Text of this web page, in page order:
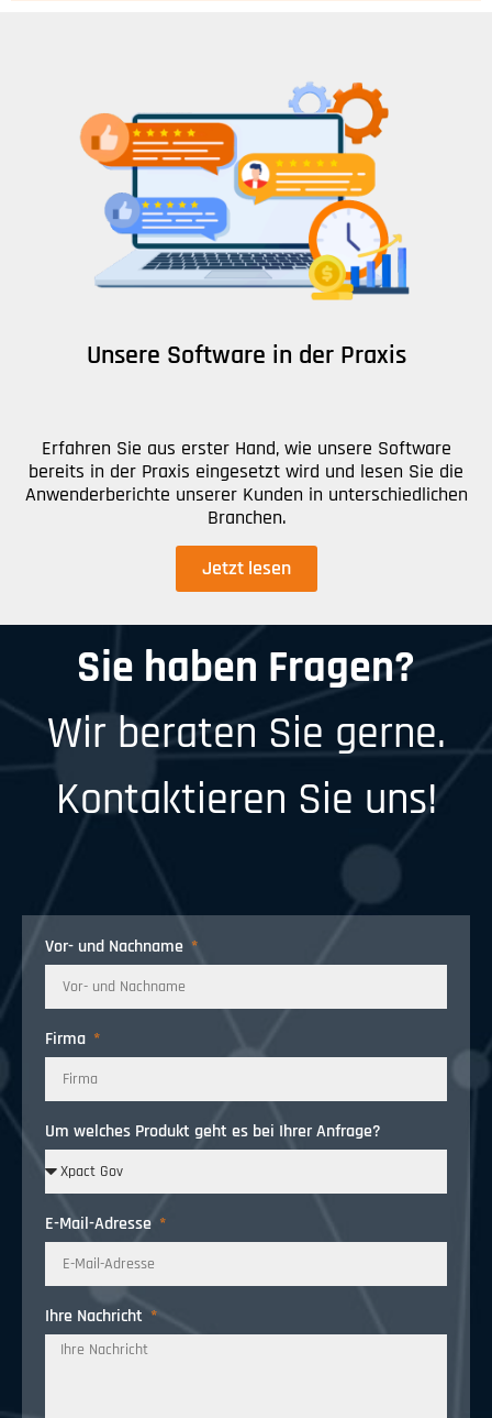
Unsere Software in der Praxis
Erfahren Sie aus erster Hand, wie unsere Software
bereits in der Praxis eingesetzt wird und lesen Sie die
Anwenderberichte unserer Kunden in unterschiedlichen
Branchen.
Jetzt lesen
Sie haben Fragen?
Wir beraten Sie gerne.
Kontaktieren Sie uns!
Vor- und Nachname
Firma
Um welches Produkt geht es bei Ihrer Anfrage?
E-Mail-Adresse
Ihre Nachricht